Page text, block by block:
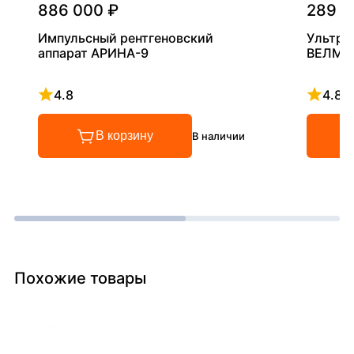
886 000 ₽
Импульсный рентгеновский
аппарат АРИНА-9
4.8
Рейтинг 4.8 из 5
В корзину В наличии
289
4.8
Похожие товары